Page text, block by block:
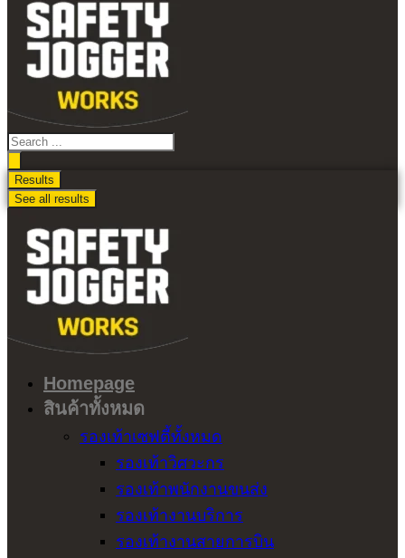
เนื้อหา
Search
...
Results
See all results
Homepage
สินค้าทั้งหมด
รองเท้าเซฟตี้ทั้งหมด
รองเท้าวิศวะกร
รองเท้าพนักงานขนส่ง
รองเท้างานบริการ
รองเท้างานสายการบิน